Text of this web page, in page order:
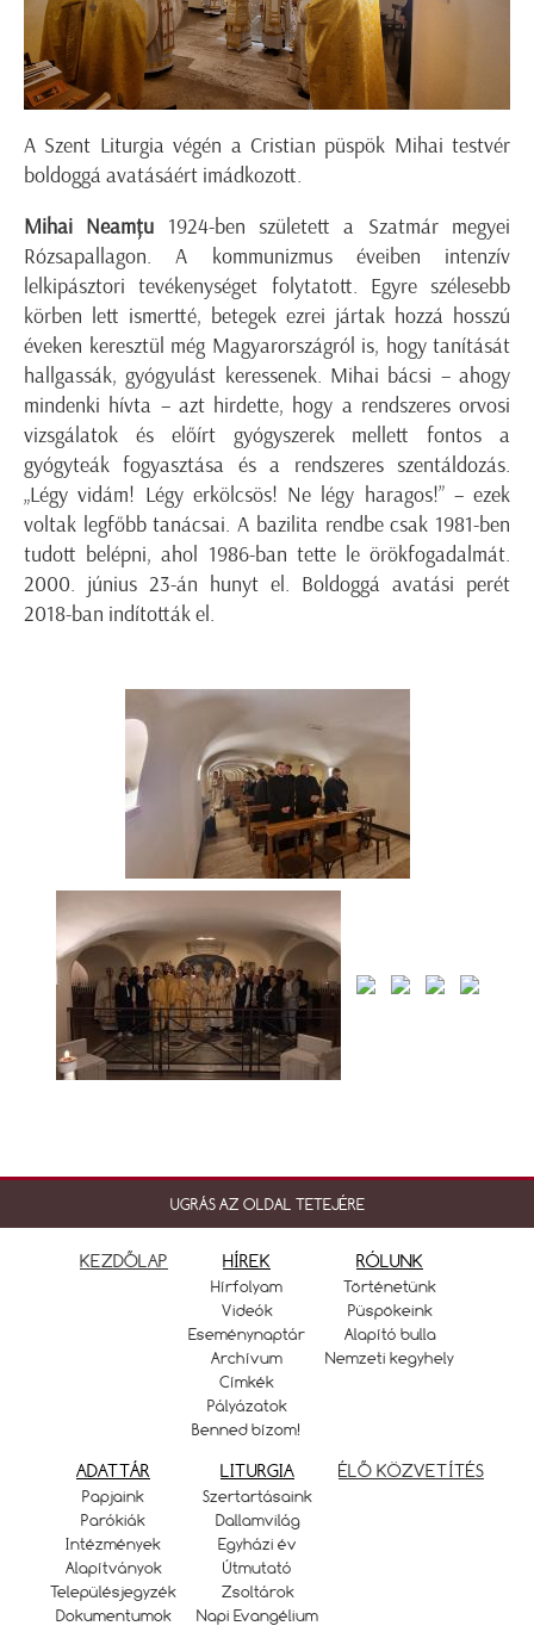
A Szent Liturgia végén a Cristian püspök Mihai testvér
boldoggá avatásáért imádkozott.
Mihai Neamţu 1924-ben született a Szatmár megyei
Rózsapallagon. A kommunizmus éveiben intenzív
lelkipásztori tevékenységet folytatott. Egyre szélesebb
körben lett ismertté, betegek ezrei jártak hozzá hosszú
éveken keresztül még Magyarországról is, hogy tanítását
hallgassák, gyógyulást keressenek. Mihai bácsi – ahogy
mindenki hívta – azt hirdette, hogy a rendszeres orvosi
vizsgálatok és előírt gyógyszerek mellett fontos a
gyógyteák fogyasztása és a rendszeres szentáldozás.
„Légy vidám! Légy erkölcsös! Ne légy haragos!” – ezek
voltak legfőbb tanácsai. A bazilita rendbe csak 1981-ben
tudott belépni, ahol 1986-ban tette le örökfogadalmát.
2000. június 23-án hunyt el. Boldoggá avatási perét
2018-ban indították el.
UGRÁS AZ OLDAL TETEJÉRE
KEZDŐLAP HÍREK
Hírfolyam
Videók
Eseménynaptár
Archívum
Címkék
Pályázatok
Benned bízom!
RÓLUNK
Történetünk
Püspökeink
Alapító bulla
Nemzeti kegyhely
ADATTÁR
Papjaink
Parókiák
Intézmények
Alapítványok
Településjegyzék
Dokumentumok
LITURGIA
Szertartásaink
Dallamvilág
Egyházi év
Útmutató
Zsoltárok
Napi Evangélium
ÉLŐ KÖZVETÍTÉS